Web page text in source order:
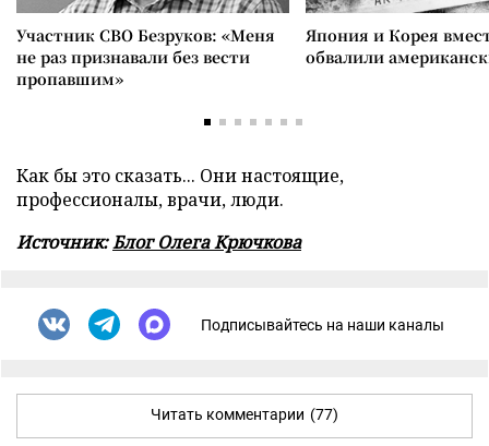
Участник СВО Безруков: «Меня
не раз признавали без вести
пропавшим»
Япония и Корея
обвалили
Как бы это сказать... Они настоящие,
профессионалы, врачи, люди.
Источник:Блог Олега Крючкова
Подписывайтесь на наши каналы
Читать комментарии (77)